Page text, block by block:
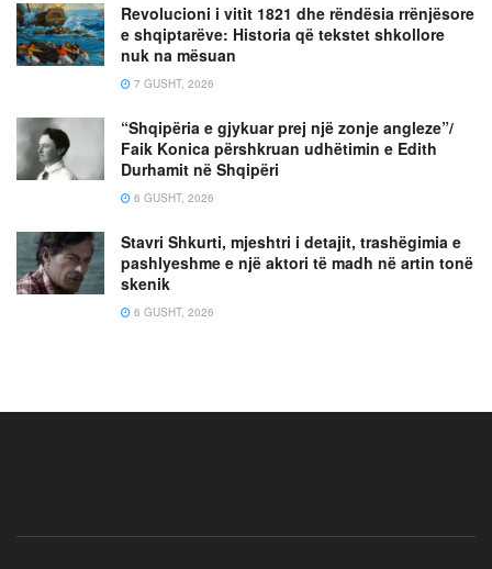
Revolucioni i vitit 1821 dhe rëndësia rrënjësore
e shqiptarëve: Historia që tekstet shkollore
nuk na mësuan
7 GUSHT, 2026
“Shqipëria e gjykuar prej një zonje angleze”/
Faik Konica përshkruan udhëtimin e Edith
Durhamit në Shqipëri
6 GUSHT, 2026
Stavri Shkurti, mjeshtri i detajit, trashëgimia e
pashlyeshme e një aktori të madh në artin tonë
skenik
6 GUSHT, 2026